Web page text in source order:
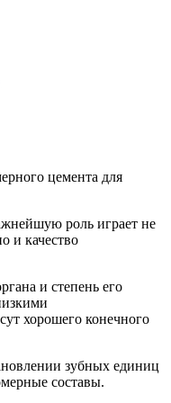
роль играет не
и качество
и степень его
хорошего конечного
зубных единиц
составы.